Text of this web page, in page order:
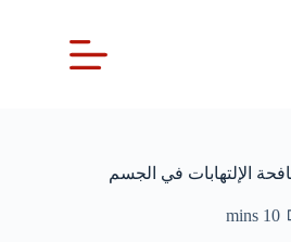
الإلتهابات في الجسم
10 mins